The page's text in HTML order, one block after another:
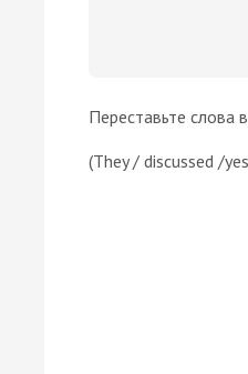
Переставьте слова
(They / discussed /